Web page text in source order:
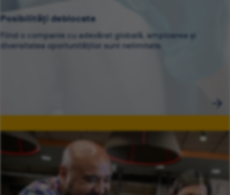
Posibilități deblocate
Fiind o companie cu adevărat globală, amploarea și
diversitatea oportunităților sunt nelimitate.